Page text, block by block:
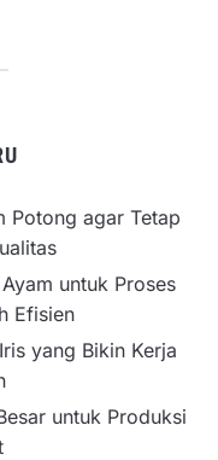
Potong agar Tetap
untuk Proses
Efisien
yang Bikin Kerja
untuk Produksi